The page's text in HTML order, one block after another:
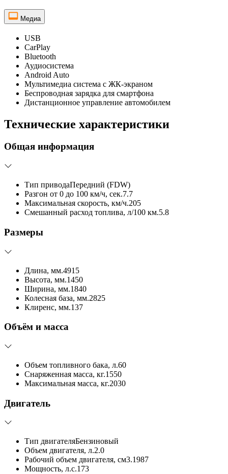
Медиа
USB
CarPlay
Bluetooth
Аудиосистема
Android Auto
Мультимедиа система с ЖК-экраном
Беспроводная зарядка для смартфона
Дистанционное управление автомобилем
Технические характеристики
Общая информация
Тип приводаПередний (FDW)
Разгон от 0 до 100 км/ч, сек.7.7
Максимальная скорость, км/ч.205
Смешанный расход топлива, л/100 км.5.8
Размеры
Длина, мм.4915
Высота, мм.1450
Ширина, мм.1840
Колесная база, мм.2825
Клиренс, мм.137
Объём и масса
Объем топливного бака, л.60
Снаряженная масса, кг.1550
Максимальная масса, кг.2030
Двигатель
Тип двигателяБензиновый
Объем двигателя, л.2.0
Рабочий объем двигателя, см3.1987
Мощность, л.с.173